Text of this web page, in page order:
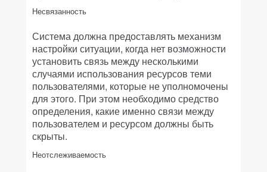
Несвязанность
Система должна предоставлять механизм
настройки ситуации, когда нет возможности
установить связь между несколькими
случаями использования ресурсов теми
пользователями, которые не уполномочены
для этого. При этом необходимо средство
определения, какие именно связи между
пользователем и ресурсом должны быть
скрыты.
Неотслеживаемость